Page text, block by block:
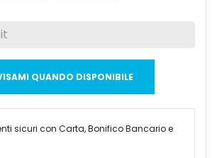
QUANDO DISPONIBILE
sicuri con Carta, Bonifico Bancario e